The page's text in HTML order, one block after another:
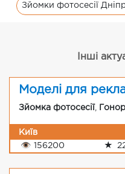
Зйомки фотосесії
Інші
Моделі для
Зйомка фотосесії
Київ
👁 156200 ★